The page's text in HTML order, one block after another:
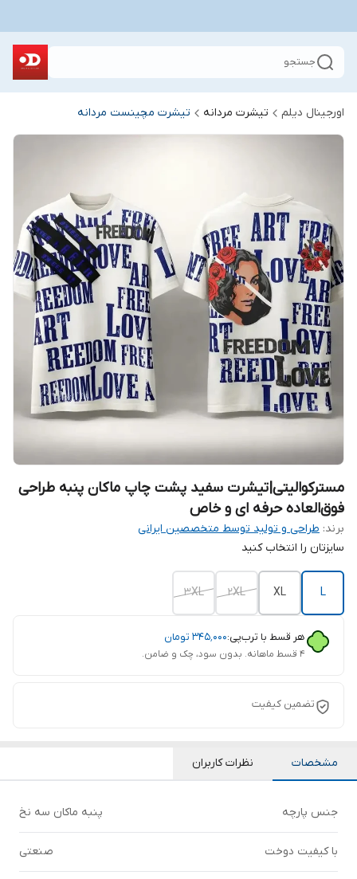
جستجو
اورجینال دیلم تیشرت مردانه تیشرت مچینست مردانه
مسترکوالیتی|تیشرت سفید پشت چاپ ماکان پنبه طراحی
فوق‌العاده حرفه ای و خاص
برند: طراحی و تولید توسط متخصصین ایرانی
سایزتان را انتخاب کنید
L
XL
2XL
3XL
هر قسط با ترب‌پی:۳۴۵٬۰۰۰ تومان
۴ قسط ماهانه. بدون سود، چک و ضامن.
تضمین کیفیت
مشخصات نظرات کاربران
جنس پارچه پنبه ماکان سه نخ
با کیفیت دوخت صنعتی